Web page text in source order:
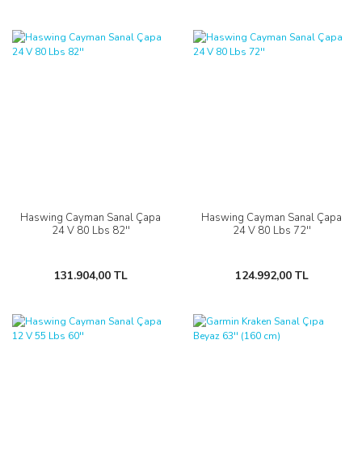
Haswing Cayman Sanal Çapa
24 V 80 Lbs 82''
131.904,00 TL
Haswing Cayman Sanal Çapa
24 V 80 Lbs 72''
124.992,00 TL